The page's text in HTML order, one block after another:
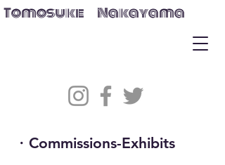
Tomosuke Nakayama
・Commissions-Exhibits